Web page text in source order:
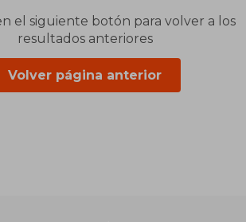
el siguiente botón para volver a los
resultados anteriores
Volver página anterior